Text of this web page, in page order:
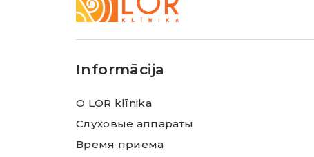
Klīnika
Informācija
О LOR klīnika
Слуховые аппараты
Время приема